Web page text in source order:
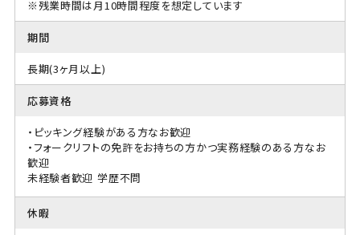
※残業時間は月10時間程度を想定しています
期間
長期(3ヶ月以上)
応募資格
・ピッキング経験がある方なお歓迎
・フォークリフトの免許をお持ちの方かつ実務経験のある方なお
歓迎
未経験者歓迎 学歴不問
休暇